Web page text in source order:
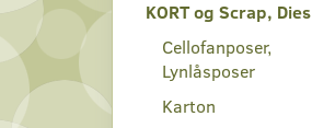
KORT og Scrap, Dies
Cellofanposer,
Lynlåsposer
Karton